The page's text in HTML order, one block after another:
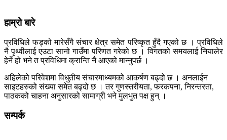
हाम्रो बारे
प्रविधिले फड्को मारेसँगै संचार क्षेत्र समेत परिष्कृत हुँदै गएको छ । प्रविधिले
नै पृथ्वीलाई एउटा सानो गाउँमा परिणत गरेको छ । विगतको समयलाई नियालेर
हेर्ने हो भने त प्रविधिमा क्रान्ति नै आएको मान्नुपर्छ ।
अहिलेको परिवेशमा विधुतीय संचारमाध्यमको आकर्षण बढ्दो छ । अनलाईन
साइटहरुको संख्या समेत बढ्दो छ । तर गुणस्तरीयता, फरकपना, निरन्तरता,
पाठकको चाहना अनुसारको सामाग्री भने मुलभुत पक्ष हुन् ।
सम्पर्क